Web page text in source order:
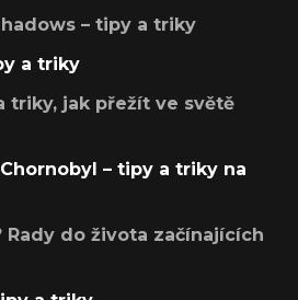
– tipy a triky
a triky
triky, jak přežít ve světě
– tipy a triky na
Rady do života začínajících